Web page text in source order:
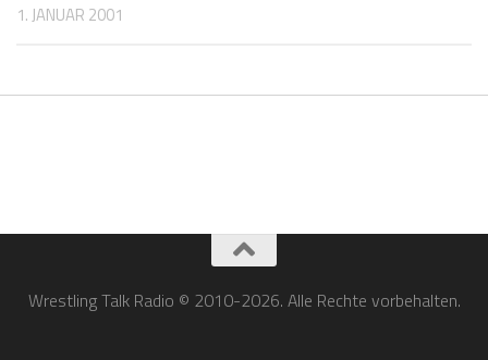
1. JANUAR 2001
Wrestling Talk Radio © 2010-2026. Alle Rechte vorbehalten.